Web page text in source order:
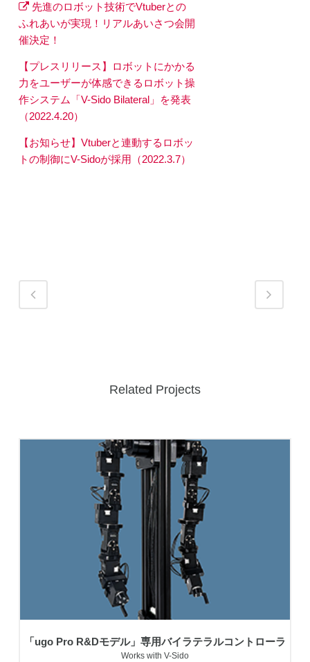
先進のロボット技術でVtuberとの
ふれあいが実現！リアルあいさつ会開
催決定！
【プレスリリース】ロボットにかかる
力をユーザーが体感できるロボット操
作システム「V-Sido Bilateral」を発表
（2022.4.20）
【お知らせ】Vtuberと連動するロボッ
トの制御にV-Sidoが採用（2022.3.7）
Related Projects
「ugo Pro R&Dモデル」専用バイラテラルコントローラ
Works with V-Sido